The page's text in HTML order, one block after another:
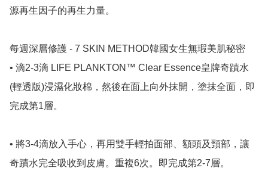
源再生因子的再生力量。
每週深層修護 - 7 SKIN METHOD韓國女生無瑕美肌秘密
• 滴2-3滴 LIFE PLANKTON™ Clear Essence皇牌奇蹟水
(輕透版)浸濕化妝棉，然後在面上向外抹開，塗抹全面，即
完成第1層。
• 將3-4滴放入手心，再用雙手輕拍面部、額頭及頸部，讓
奇蹟水完全吸收到皮膚。重複6次。即完成第2-7層。